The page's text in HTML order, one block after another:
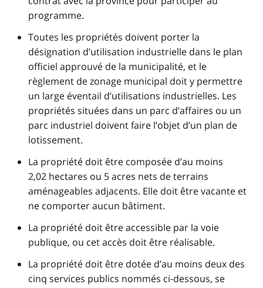
programme.
Toutes les propriétés doivent porter la
désignation d’utilisation industrielle dans le plan
officiel approuvé de la municipalité, et le
règlement de zonage municipal doit y permettre
un large éventail d’utilisations industrielles. Les
propriétés situées dans un parc d’affaires ou un
parc industriel doivent faire l’objet d’un plan de
lotissement.
La propriété doit être composée d’au moins
2,02 hectares ou 5 acres nets de terrains
aménageables adjacents. Elle doit être vacante et
ne comporter aucun bâtiment.
La propriété doit être accessible par la voie
publique, ou cet accès doit être réalisable.
La propriété doit être dotée d’au moins deux des
cinq services publics nommés ci-dessous, se